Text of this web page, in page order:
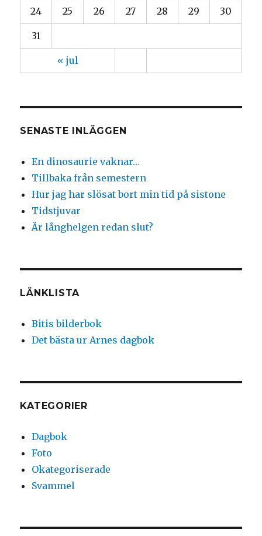
« jul
24 25 26 27 28 29 30
31
SENASTE INLÄGGEN
En dinosaurie vaknar…
Tillbaka från semestern
Hur jag har slösat bort min tid på sistone
Tidstjuvar
Är långhelgen redan slut?
LÄNKLISTA
Bitis bilderbok
Det bästa ur Arnes dagbok
KATEGORIER
Dagbok
Foto
Okategoriserade
Svammel